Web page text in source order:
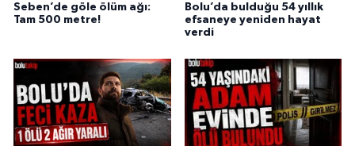
Seben’de göle ölüm ağı:
Tam 500 metre!
Bolu’da bulduğu 54 yıllık
efsaneye yeniden hayat
verdi